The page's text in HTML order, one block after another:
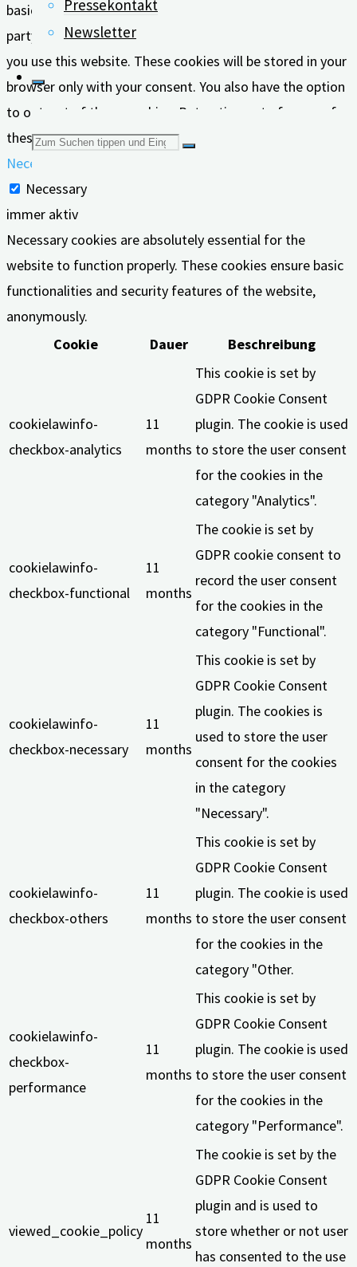
Pressekontakt
Newsletter
Suchen
basic functionalities of the website. We also use third-
party cookies that help us analyze and understand how
you use this website. These cookies will be stored in your
browser only with your consent. You also have the option
to opt-out of these cookies. But opting out of some of
these cookies may affect your browsing experience.
Necessary
Necessary
immer aktiv
Necessary cookies are absolutely essential for the
website to function properly. These cookies ensure basic
functionalities and security features of the website,
anonymously.
Cookie
Dauer Beschreibung
cookielawinfo-
checkbox-analytics
11
months
This cookie is set by
GDPR Cookie Consent
plugin. The cookie is used
to store the user consent
for the cookies in the
category "Analytics".
cookielawinfo-
checkbox-functional
11
months
The cookie is set by
GDPR cookie consent to
record the user consent
for the cookies in the
category "Functional".
cookielawinfo-
checkbox-necessary
11
months
This cookie is set by
GDPR Cookie Consent
plugin. The cookies is
used to store the user
consent for the cookies
in the category
"Necessary".
cookielawinfo-
checkbox-others
11
months
This cookie is set by
GDPR Cookie Consent
plugin. The cookie is used
to store the user consent
for the cookies in the
category "Other.
cookielawinfo-
checkbox-
performance
11
months
This cookie is set by
GDPR Cookie Consent
plugin. The cookie is used
to store the user consent
for the cookies in the
category "Performance".
viewed_cookie_policy
11
months
The cookie is set by the
GDPR Cookie Consent
plugin and is used to
store whether or not user
has consented to the use